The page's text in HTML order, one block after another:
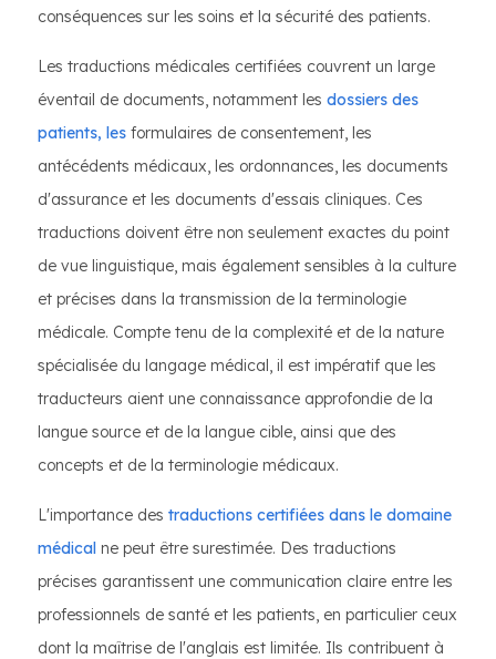
conséquences sur les soins et la sécurité des patients.
Les traductions médicales certifiées couvrent un large
éventail de documents, notamment les dossiers des
patients, les formulaires de consentement, les
antécédents médicaux, les ordonnances, les documents
d'assurance et les documents d'essais cliniques. Ces
traductions doivent être non seulement exactes du point
de vue linguistique, mais également sensibles à la culture
et précises dans la transmission de la terminologie
médicale. Compte tenu de la complexité et de la nature
spécialisée du langage médical, il est impératif que les
traducteurs aient une connaissance approfondie de la
langue source et de la langue cible, ainsi que des
concepts et de la terminologie médicaux.
L'importance des traductions certifiées dans le domaine
médical ne peut être surestimée. Des traductions
précises garantissent une communication claire entre les
professionnels de santé et les patients, en particulier ceux
dont la maîtrise de l'anglais est limitée. Ils contribuent à